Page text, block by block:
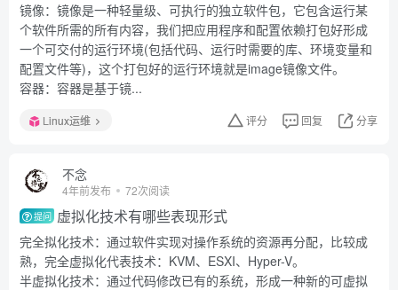
镜像：镜像是一种轻量级、可执行的独立软件包，它包含运行某
个软件所需的所有内容，我们把应用程序和配置依赖打包好形成
一个可交付的运行环境(包括代码、运行时需要的库、环境变量和
配置文件等)，这个打包好的运行环境就是image镜像文件。
容器：容器是基于镜...
Linux运维 评分 回复 分享
不念
4年前发布 72次阅读
提问 虚拟化技术有哪些表现形式
完全拟化技术：通过软件实现对操作系统的资源再分配，比较成
熟，完全虚拟化代表技术：KVM、ESXI、Hyper-V。
半虚拟化技术：通过代码修改已有的系统，形成一种新的可虚拟